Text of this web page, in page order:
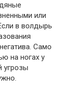
или
в волдырь
Само
на ногах у
угрозы